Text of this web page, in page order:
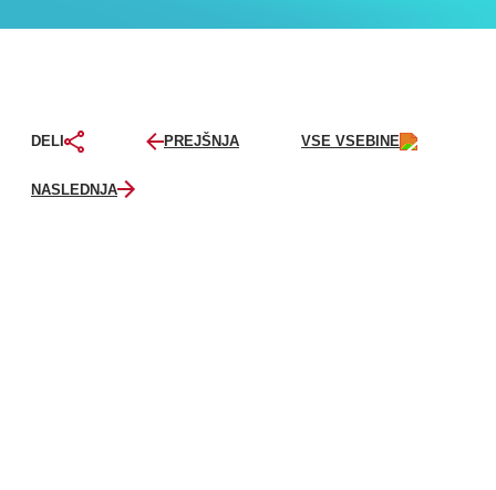
DELI PREJŠNJA VSE VSEBINE
NASLEDNJA